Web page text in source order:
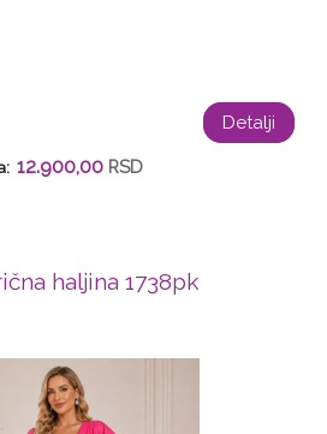
Detalji
12.900,00 RSD
haljina 1738pk